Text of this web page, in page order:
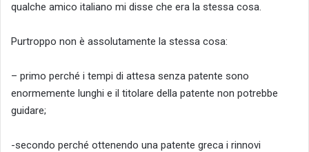
qualche amico italiano mi disse che era la stessa cosa.
Purtroppo non è assolutamente la stessa cosa:
– primo perché i tempi di attesa senza patente sono
enormemente lunghi e il titolare della patente non potrebbe
guidare;
-secondo perché ottenendo una patente greca i rinnovi